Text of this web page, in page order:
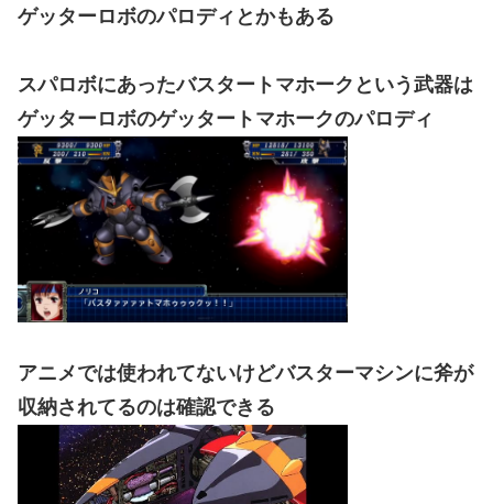
ゲッターロボのパロディとかもある
スパロボにあったバスタートマホークという武器は
ゲッターロボのゲッタートマホークのパロディ
アニメでは使われてないけどバスターマシンに斧が
収納されてるのは確認できる